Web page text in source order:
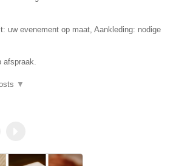
uw evenement op maat, Aankleding: nodige
▼